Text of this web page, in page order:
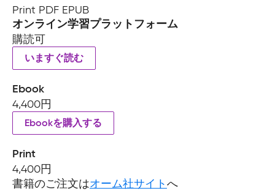
Print PDF EPUB
オンライン学習プラットフォーム
購読可
いますぐ読む
Ebook
4,400円
Ebookを購入する
Print
4,400円
書籍のご注文はオーム社サイトへ